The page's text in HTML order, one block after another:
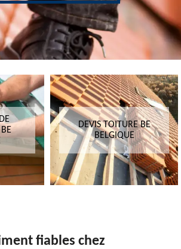
DEVIS TOITURE BE
BELGIQUE
fiables chez